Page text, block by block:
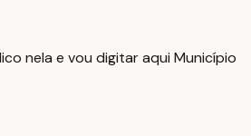
nela e vou digitar aqui Município